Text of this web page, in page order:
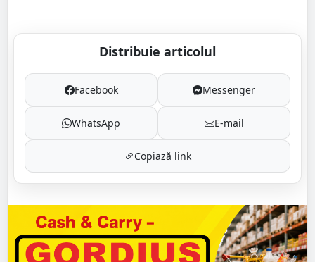
Distribuie articolul
Facebook Messenger
WhatsApp E-mail
Copiază link